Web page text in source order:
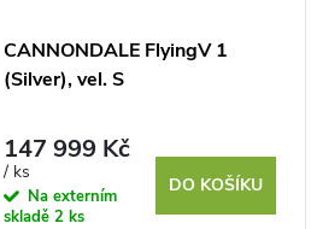
CANNONDALE FlyingV 1
(Silver), vel. S
147 999 Kč
/ ks
Na externím
skladě2 ks
DO KOŠÍKU